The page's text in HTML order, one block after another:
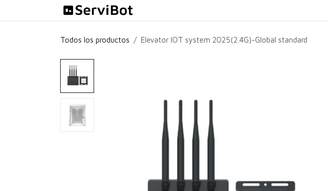
Todos los productos Elevator IOT system 2025(2.4G)-Global standard